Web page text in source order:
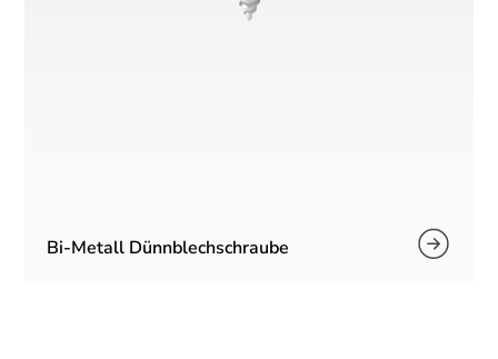
Bi-Metall Dünnblechschraube